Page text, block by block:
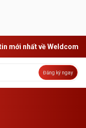
mới nhất về Weldcom
Đăng ký ngay